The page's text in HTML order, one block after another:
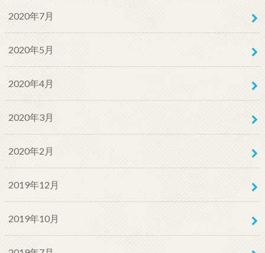
2020年7月
2020年5月
2020年4月
2020年3月
2020年2月
2019年12月
2019年10月